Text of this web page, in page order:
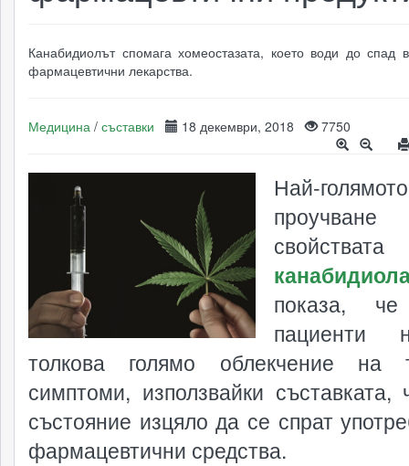
Канабидиолът спомага хомеостазата, което води до спад
фармацевтични лекарства.
Медицина / съставки 18 декември, 2018 7750
Най-голямото
свойствата
показа,
пациенти
толкова голямо облекчение на
симптоми, използвайки
състояние изцяло да се спрат
фармацевтични средства.